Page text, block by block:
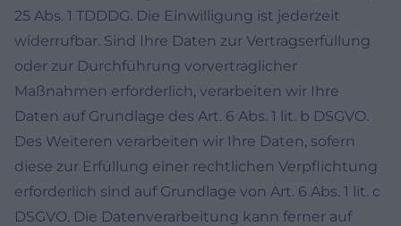
25 Abs. 1 TDDDG. Die Einwilligung ist jederzeit
widerrufbar. Sind Ihre Daten zur Vertragserfüllung
oder zur Durchführung vorvertraglicher
Maßnahmen erforderlich, verarbeiten wir Ihre
Daten auf Grundlage des Art. 6 Abs. 1 lit. b DSGVO.
Des Weiteren verarbeiten wir Ihre Daten, sofern
diese zur Erfüllung einer rechtlichen Verpflichtung
erforderlich sind auf Grundlage von Art. 6 Abs. 1 lit. c
DSGVO. Die Datenverarbeitung kann ferner auf